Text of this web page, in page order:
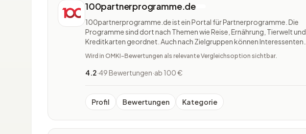
100partnerprogramme.de
100partnerprogramme.de ist ein Portal für Partnerprogramme. Die
Programme sind dort nach Themen wie Reise, Ernährung, Tierwelt und
Kreditkarten geordnet. Auch nach Zielgruppen können Interessenten
auswählen. Das Portal stellt prominent die Provision pro Lead oder pro
Sale heraus. Zu den einzelnen Pr
Wird in OMKI-Bewertungen als relevante Vergleichsoption sichtbar.
4.2·49 Bewertungen·ab 100 €
Profil Bewertungen Kategorie